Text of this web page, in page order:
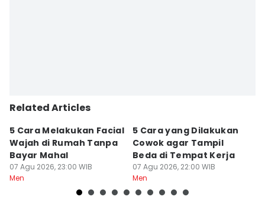
Related Articles
5 Cara Melakukan Facial
Wajah di Rumah Tanpa
Bayar Mahal
07 Agu 2026, 23:00 WIB
Men
5 Cara yang Dilakukan
Cowok agar Tampil
Beda di Tempat Kerja
07 Agu 2026, 22:00 WIB
Men